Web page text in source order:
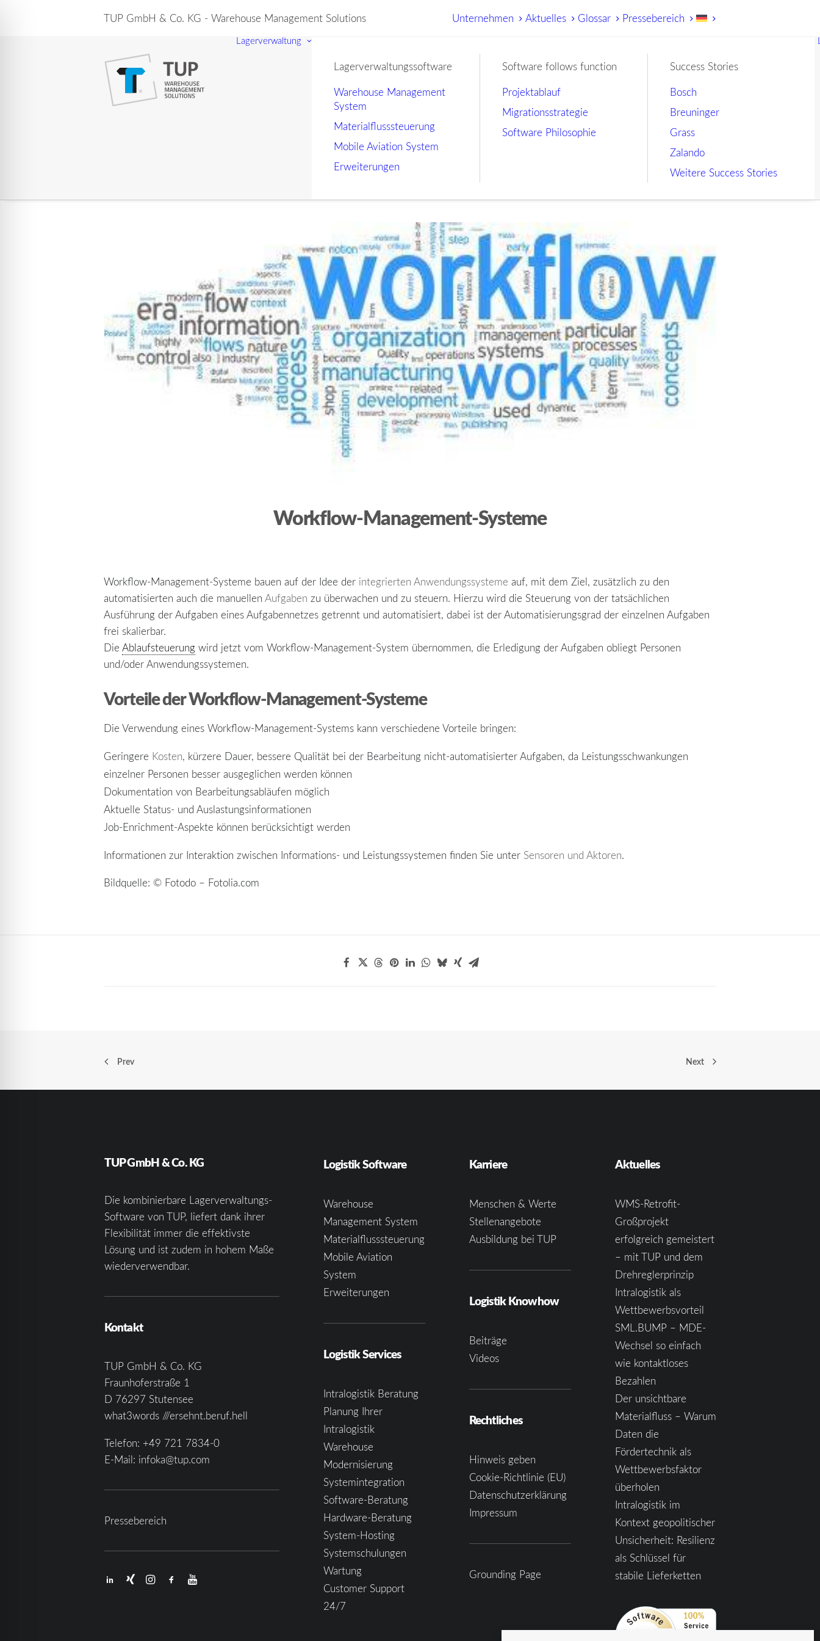
TUP GmbH & Co. KG - Warehouse Management Solutions Unternehmen Aktuelles Glossar Pressebereich
Lagerverwaltung
Lagerverwaltungssoftware
Warehouse Management
System
Materialflusssteuerung
Mobile Aviation System
Erweiterungen
Software follows function
Projektablauf
Migrationsstrategie
Software Philosophie
Success Stories
Bosch
Breuninger
Grass
Zalando
Weitere Success Stories
Workflow-Management-Systeme
Workflow-Management-Systeme bauen auf der Idee der integrierten Anwendungssystemeauf, mit dem Ziel, zusätzlich zu den
automatisierten auch die manuellenAufgaben zu überwachen und zu steuern. Hierzu wird die Steuerung von der tatsächlichen
Ausführung der Aufgaben eines Aufgabennetzes getrennt und automatisiert, dabei ist der Automatisierungsgrad der einzelnen Aufgaben
frei skalierbar.
DieAblaufsteuerung wird jetzt vom Workflow-Management-System übernommen, die Erledigung der Aufgaben obliegt Personen
und/oder Anwendungssystemen.
Vorteile der Workflow-Management-Systeme
Die Verwendung eines Workflow-Management-Systems kann verschiedene Vorteile bringen:
Geringere Kosten, kürzere Dauer, bessere Qualität bei der Bearbeitung nicht-automatisierter Aufgaben, da Leistungsschwankungen
einzelner Personen besser ausgeglichen werden können
Dokumentation von Bearbeitungsabläufen möglich
Aktuelle Status- und Auslastungsinformationen
Job-Enrichment-Aspekte können berücksichtigt werden
Informationen zur Interaktion zwischen Informations- und Leistungssystemen finden Sie unter Sensoren und Aktoren.
Bildquelle: © Fotodo – Fotolia.com
Prev Next
TUP GmbH & Co. KG
Die kombinierbare Lagerverwaltungs-
Software von TUP, liefert dank ihrer
Flexibilität immer die effektivste
Lösung und ist zudem in hohem Maße
wiederverwendbar.
Kontakt
TUP GmbH & Co. KG
Fraunhoferstraße 1
D 76297 Stutensee
what3words ///ersehnt.beruf.hell
Telefon: +49 721 7834-0
E-Mail: infoka@tup.com
Pressebereich
Logistik Software
Warehouse
Management System
Materialflusssteuerung
Mobile Aviation
System
Erweiterungen
Logistik Services
Intralogistik Beratung
Planung Ihrer
Intralogistik
Warehouse
Modernisierung
Systemintegration
Software-Beratung
Hardware-Beratung
System-Hosting
Systemschulungen
Wartung
Customer Support
24/7
Karriere
Menschen & Werte
Stellenangebote
Ausbildung bei TUP
Logistik Knowhow
Beiträge
Videos
Rechtliches
Hinweis geben
Cookie-Richtlinie (EU)
Datenschutzerklärung
Impressum
Grounding Page
Aktuelles
WMS-Retrofit-
Großprojekt
erfolgreich gemeistert
– mit TUP und dem
Drehreglerprinzip
Intralogistik als
Wettbewerbsvorteil
SML.BUMP – MDE-
Wechsel so einfach
wie kontaktloses
Bezahlen
Der unsichtbare
Materialfluss – Warum
Daten die
Fördertechnik als
Wettbewerbsfaktor
überholen
Intralogistik im
Kontext geopolitischer
Unsicherheit: Resilienz
als Schlüssel für
stabile Lieferketten